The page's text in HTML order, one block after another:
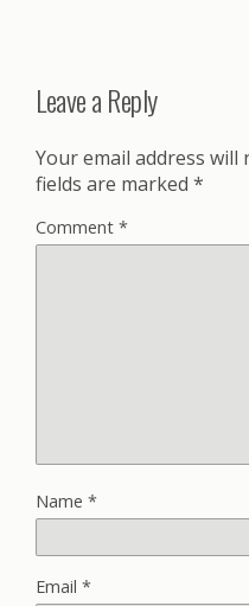
Leave a Reply
Your email address will
fields are marked *
Comment *
Name *
Email *